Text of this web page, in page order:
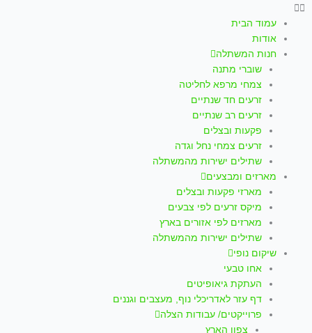
עמוד הבית
אודות
חנות המשתלה
שוברי מתנה
צמחי מרפא לחליטה
זרעים חד שנתיים
זרעים רב שנתיים
פקעות ובצלים
זרעים צמחי נחל וגדה
שתילים ישירות מהמשתלה
מארזים ומבצעים
מארזי פקעות ובצלים
מיקס זרעים לפי צבעים
מארזים לפי אזורים בארץ
שתילים ישירות מהמשתלה
שיקום נופי
אחו טבעי
העתקת גיאופיטים
דף עזר לאדריכלי נוף, מעצבים וגננים
פרוייקטים/ עבודות הצלה
צפון הארץ